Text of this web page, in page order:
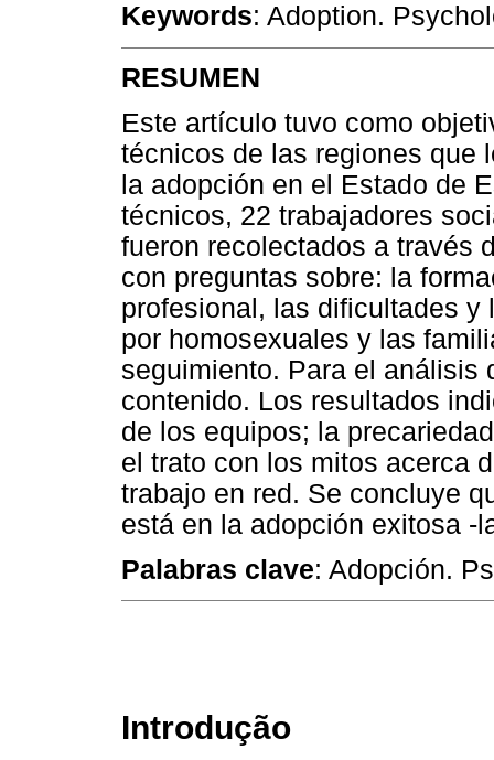
Keywords: Adoption.
RESUMEN
Este artículo tuvo como
técnicos de las regiones que
la adopción en el Estado de
técnicos, 22 trabajadores
fueron recolectados a través
con preguntas sobre: la
profesional, las dificultades
por homosexuales y las
seguimiento. Para el análisis
contenido. Los resultados
de los equipos; la
el trato con los mitos acerca
trabajo en red. Se concluye
está en la adopción exitosa -
Palabras clave: Adopción.
Introdução